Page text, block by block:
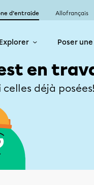
d’entraide Allofrançais
Explorer Poser
en
déjà